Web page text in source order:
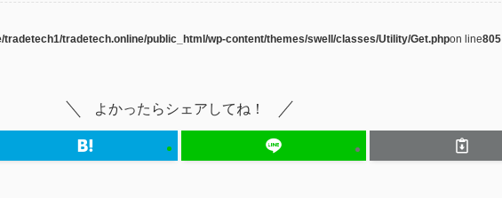
tradetech1/tradetech.online/public_html/wp-content/themes/swell/classes/Utility/Get.phpon line805
よかったらシェアしてね！